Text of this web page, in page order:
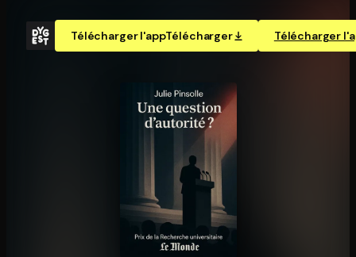
Télécharger l'appTélécharger Télécharger